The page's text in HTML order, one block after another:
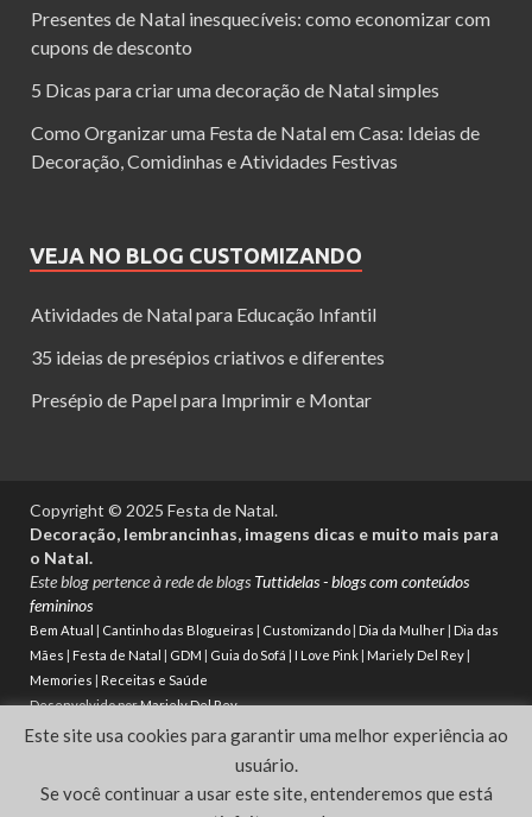
Presentes de Natal inesquecíveis: como economizar com
cupons de desconto
5 Dicas para criar uma decoração de Natal simples
Como Organizar uma Festa de Natal em Casa: Ideias de
Decoração, Comidinhas e Atividades Festivas
VEJA NO BLOG CUSTOMIZANDO
Atividades de Natal para Educação Infantil
35 ideias de presépios criativos e diferentes
Presépio de Papel para Imprimir e Montar
Copyright © 2025 Festa de Natal.
Decoração, lembrancinhas, imagens dicas e muito mais para
o Natal.
Este blog pertence à rede de blogs Tuttidelas - blogs com conteúdos
femininos
Bem Atual | Cantinho das Blogueiras | Customizando | Dia da Mulher | Dia das
Mães | Festa de Natal | GDM | Guia do Sofá | I Love Pink | Mariely Del Rey |
Memories | Receitas e Saúde
Desenvolvido porMariely Del Rey
Powered by WordPressandHitMag
Este site usa cookies para garantir uma melhor experiência ao
usuário.
Se você continuar a usar este site, entenderemos que está